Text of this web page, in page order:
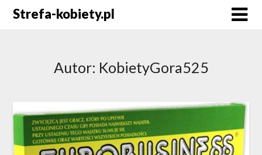
SkipStrefa-kobiety.pl
Autor: KobietyGora525